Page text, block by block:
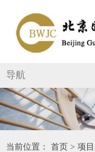
导航
当前位置： 首页 > 项